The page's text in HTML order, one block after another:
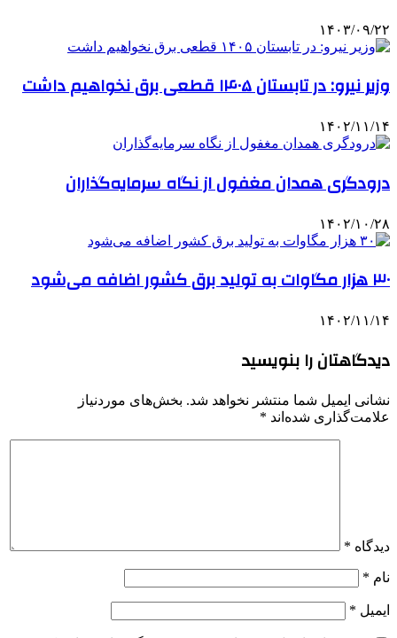
۱۴۰۳/۰۹/۲۲
وزیر نیرو: در تابستان ۱۴۰۵ قطعی برق نخواهیم داشت
۱۴۰۲/۱۱/۱۴
درودگری همدان مغفول از نگاه سرمایه‌گذاران
۱۴۰۲/۱۰/۲۸
۳۰ هزار مگاوات به تولید برق کشور اضافه می‌شود
۱۴۰۲/۱۱/۱۴
دیدگاهتان را بنویسید
نشانی ایمیل شما منتشر نخواهد شد. بخش‌های موردنیاز
علامت‌گذاری شده‌اند *
دیدگاه *
نام *
ایمیل *